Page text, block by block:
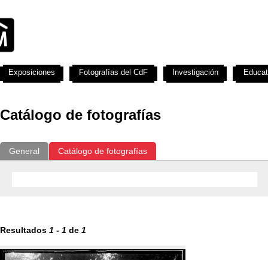
Catálogo de fotografías
General Catálogo de fotografías
Resultados 1 - 1 de 1
Exposiciones Fotografías del CdF Investigación